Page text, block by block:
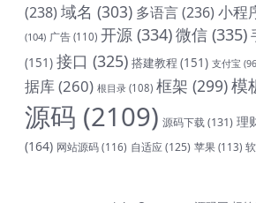
(238)域名 (303) 多语言(236) 小程
(104) 广告 (110) 开源 (334)微信 (335)
(151) 接口 (325) 搭建教程 (151) 支付宝
据库(260) 根目录 (108) 框架 (299)模
源码 (2109) 源码下载(131) 理
(164) 网站源码(116) 自适应(125) 苹果 (113)